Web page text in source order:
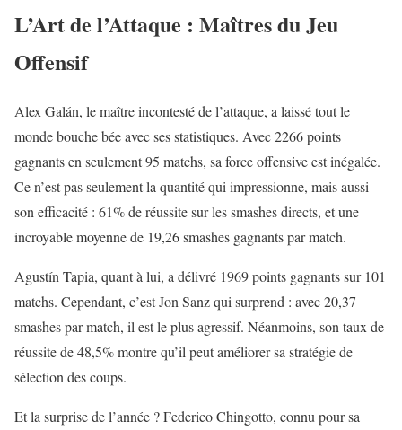
L’Art de l’Attaque : Maîtres du Jeu
Offensif
Alex Galán, le maître incontesté de l’attaque, a laissé tout le
monde bouche bée avec ses statistiques. Avec 2266 points
gagnants en seulement 95 matchs, sa force offensive est inégalée.
Ce n’est pas seulement la quantité qui impressionne, mais aussi
son efficacité : 61% de réussite sur les smashes directs, et une
incroyable moyenne de 19,26 smashes gagnants par match.
Agustín Tapia, quant à lui, a délivré 1969 points gagnants sur 101
matchs. Cependant, c’est Jon Sanz qui surprend : avec 20,37
smashes par match, il est le plus agressif. Néanmoins, son taux de
réussite de 48,5% montre qu’il peut améliorer sa stratégie de
sélection des coups.
Et la surprise de l’année ? Federico Chingotto, connu pour sa